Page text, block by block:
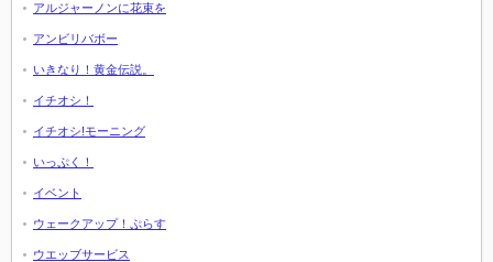
アルジャーノンに花束を
アンビリバボー
いきなり！黄金伝説。
イチオシ！
イチオシ!モーニング
いっぷく！
イベント
ウェークアップ！ぷらす
ウエッブサービス